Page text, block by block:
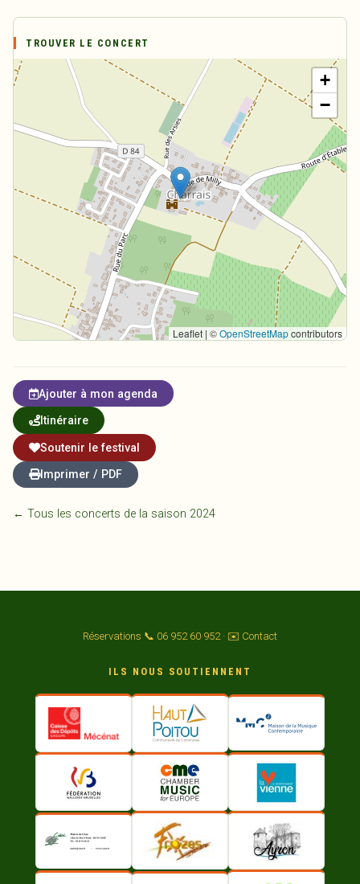
TROUVER LE CONCERT
+
−
Leaflet | ©OpenStreetMapcontributors
Ajouter à mon agenda
Itinéraire
Soutenir le festival
Imprimer / PDF
← Tous les concerts de la saison 2024
Réservations 📞 06 952 60 952 · ✉️ Contact